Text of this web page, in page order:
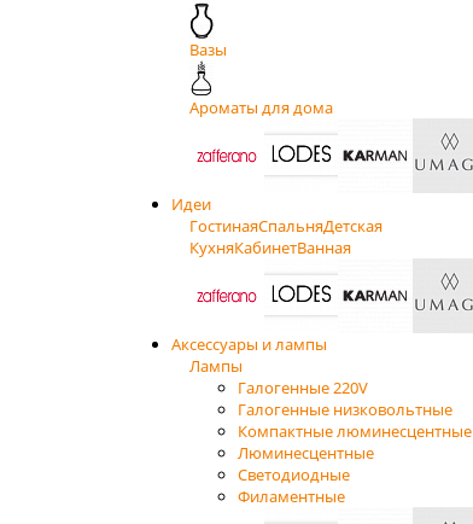
Вазы
Ароматы для дома
Идеи
ГостинаяСпальняДетская
КухняКабинетВанная
Аксессуары и лампы
Лампы
Галогенные 220V
Галогенные низковольтные
Компактные люминесцентные
Люминесцентные
Светодиодные
Филаментные